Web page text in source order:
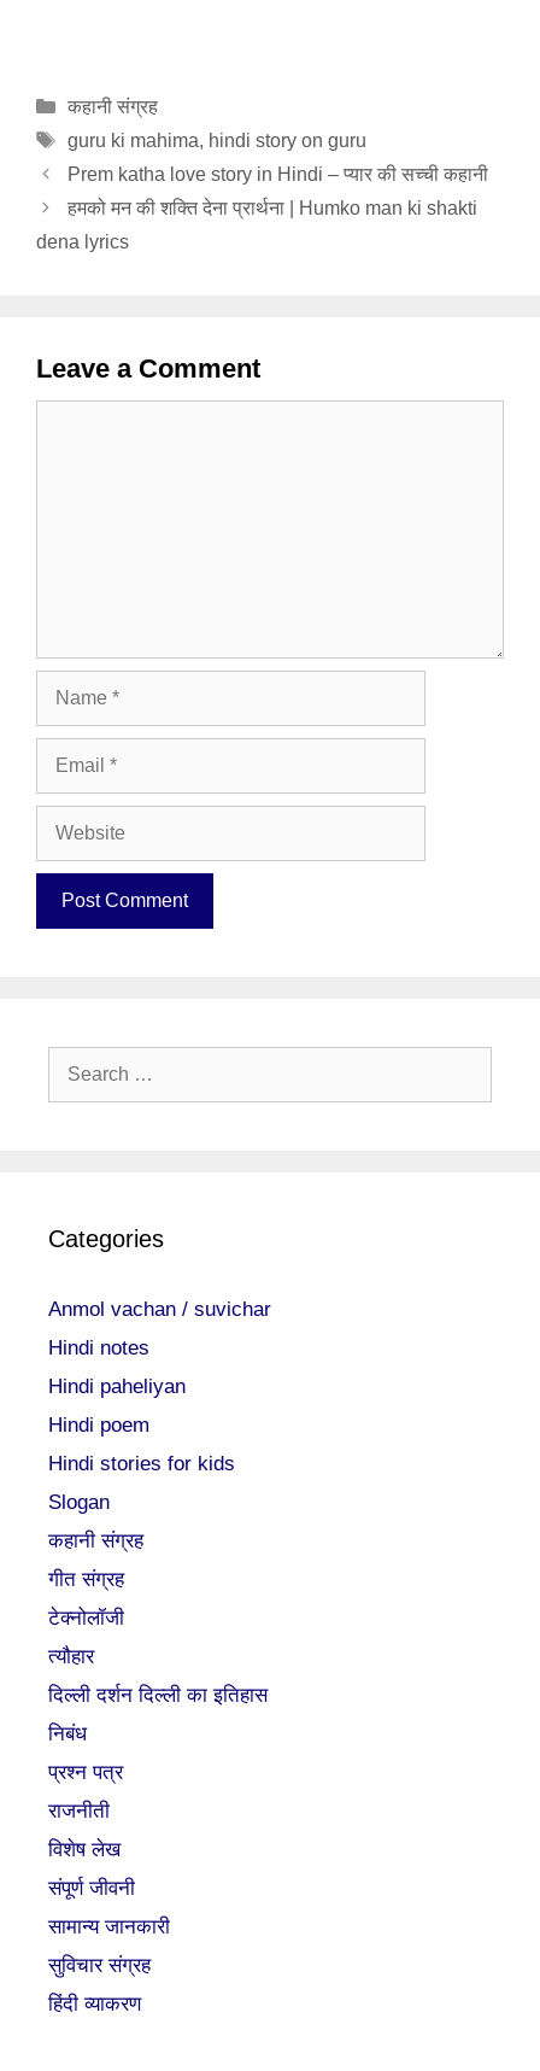
Categories
कहानी संग्रह
Tags
guru ki mahima, hindi story on guru
Prem katha love story in Hindi – प्यार की सच्ची कहानी
हमको मन की शक्ति देना प्रार्थना | Humko man ki shakti
dena lyrics
Leave a Comment
Search
Categories
Anmol vachan / suvichar
Hindi notes
Hindi paheliyan
Hindi poem
Hindi stories for kids
Slogan
कहानी संग्रह
गीत संग्रह
टेक्नोलॉजी
त्यौहार
दिल्ली दर्शन दिल्ली का इतिहास
निबंध
प्रश्न पत्र
राजनीती
विशेष लेख
संपूर्ण जीवनी
सामान्य जानकारी
सुविचार संग्रह
हिंदी व्याकरण